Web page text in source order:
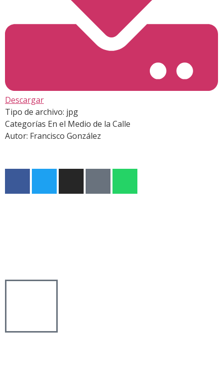
Descargar
Tipo de archivo: jpg
Categorías En el Medio de la Calle
Autor: Francisco González